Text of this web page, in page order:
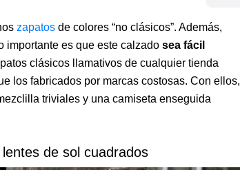
zapatos de colores “no clásicos”. Además,
importante es que este calzado sea fácil
clásicos llamativos de cualquier tienda
los fabricados por marcas costosas. Con ellos,
triviales y una camiseta enseguida
de sol cuadrados